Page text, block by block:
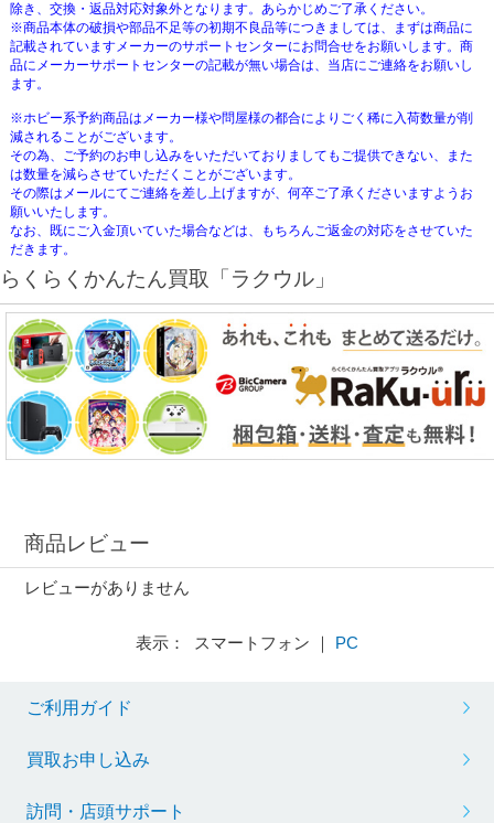
除き、交換・返品対応対象外となります。あらかじめご了承ください。
※商品本体の破損や部品不足等の初期不良品等につきましては、まずは商品に
記載されていますメーカーのサポートセンターにお問合せをお願いします。商
品にメーカーサポートセンターの記載が無い場合は、当店にご連絡をお願いし
ます。
※ホビー系予約商品はメーカー様や問屋様の都合によりごく稀に入荷数量が削
減されることがございます。
その為、ご予約のお申し込みをいただいておりましてもご提供できない、また
は数量を減らさせていただくことがございます。
その際はメールにてご連絡を差し上げますが、何卒ご了承くださいますようお
願いいたします。
なお、既にご入金頂いていた場合などは、もちろんご返金の対応をさせていた
だきます。
らくらくかんたん買取「ラクウル」
商品レビュー
レビューがありません
表示： スマートフォン ｜ PC
ご利用ガイド
買取お申し込み
訪問・店頭サポート